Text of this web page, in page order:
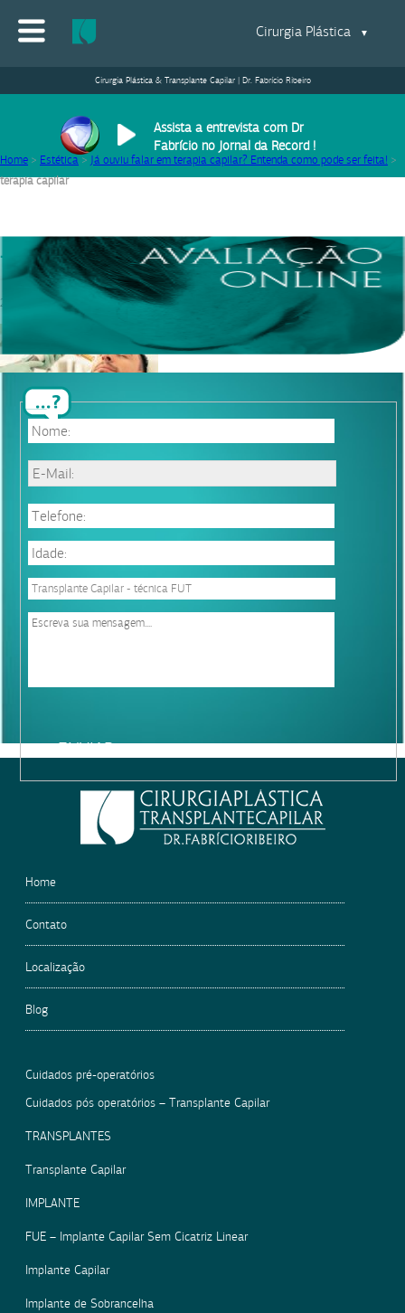
Cirurgia Plástica ▼
Cirurgia Plástica & Transplante Capilar | Dr. Fabrício Ribeiro
Assista a entrevista com Dr
Fabrício no Jornal da Record !
Home > Estética > Já ouviu falar em terapia capilar? Entenda como pode ser feita! >
terapia capilar
leave
terapia capilar
26/04/2021|Equipe Dr. Fabrício Ribeiro
Home
Contato
Localização
Blog
Cuidados pré-operatórios
Cuidados pós operatórios – Transplante Capilar
TRANSPLANTES
Transplante Capilar
IMPLANTE
FUE – Implante Capilar Sem Cicatriz Linear
Implante Capilar
Implante de Sobrancelha